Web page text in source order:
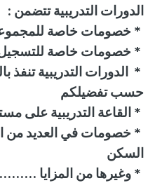
الدورات التدريبية تتضمن :
* خصومات خاصة
* خصومات خاصة للتسجيل
*
الدورات التدريبية تنفذ
حسب تفضيلكم
*
القاعة التدريبية على
* خصومات في العديد من
السكن
* وغيرها من المزايا .........